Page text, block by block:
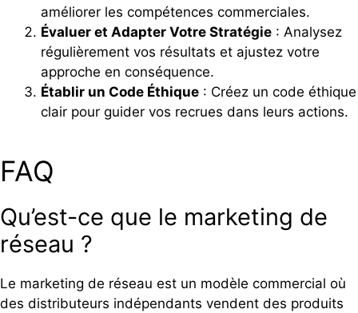
améliorer les compétences commerciales.
Évaluer et Adapter Votre Stratégie : Analysez
régulièrement vos résultats et ajustez votre
approche en conséquence.
Établir un Code Éthique : Créez un code éthique
clair pour guider vos recrues dans leurs actions.
FAQ
Qu’est-ce que le marketing de
réseau ?
Le marketing de réseau est un modèle commercial où
des distributeurs indépendants vendent des produits